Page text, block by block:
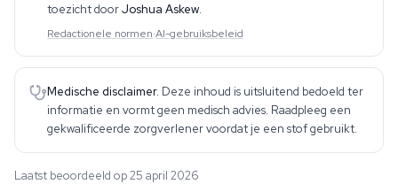
toezicht doorJoshua Askew.
Redactionele normen·AI-gebruiksbeleid
Medische disclaimer. Deze inhoud is uitsluitend bedoeld ter
informatie en vormt geen medisch advies. Raadpleeg een
gekwalificeerde zorgverlener voordat je een stof gebruikt.
Laatst beoordeeld op 25 april 2026